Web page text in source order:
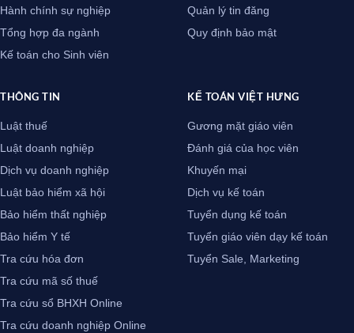
Hành chính sự nghiệp
Tổng hợp đa ngành
Kế toán cho Sinh viên
Quản lý tin đăng
Quy định bảo mật
THÔNG TIN
Luật thuế
Luật doanh nghiệp
Dịch vụ doanh nghiệp
Luật bảo hiểm xã hội
Bảo hiểm thất nghiệp
Bảo hiểm Y tế
Tra cứu hóa đơn
Tra cứu mã số thuế
Tra cứu sổ BHXH Online
Tra cứu doanh nghiệp Online
KẾ TOÁN VIỆT HƯNG
Gương mặt giáo viên
Đánh giá của học viên
Khuyến mại
Dịch vụ kế toán
Tuyển dụng kế toán
Tuyển giáo viên dạy kế toán
Tuyển Sale, Marketing